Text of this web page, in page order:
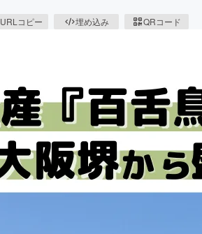
URLコピー 埋め込み QRコード